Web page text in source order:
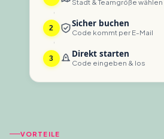
Stadt & Teamgröße wählen
2 Sicher buchen
Code kommt per E-Mail
3 Direkt starten
Code eingeben & los
VORTEILE